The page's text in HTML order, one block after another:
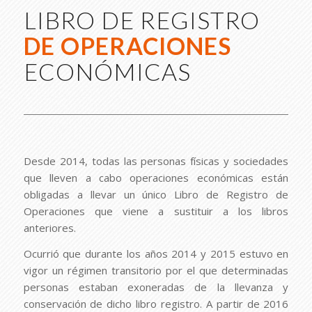
LIBRO DE REGISTRO
DE OPERACIONES
ECONÓMICAS
Desde 2014, todas las personas físicas y sociedades
que lleven a cabo operaciones económicas están
obligadas a llevar un único Libro de Registro de
Operaciones que viene a sustituir a los libros
anteriores.
Ocurrió que durante los años 2014 y 2015 estuvo en
vigor un régimen transitorio por el que determinadas
personas estaban exoneradas de la llevanza y
conservación de dicho libro registro. A partir de 2016